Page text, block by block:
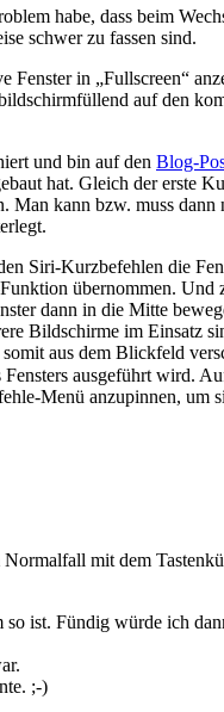
habe, dass beim
schwer zu fassen sind.
in „Fullscreen“
auf den
und bin auf den Blog-
hat. Gleich der erste
kann bzw. muss dann
Siri-Kurzbefehlen die
übernommen. Und
dann in die Mitte
Bildschirme im Einsatz
aus dem Blickfeld
Fensters ausgeführt wird.
Menü anzupinnen, um
mit dem
so ist. Fündig würde ich
;-)